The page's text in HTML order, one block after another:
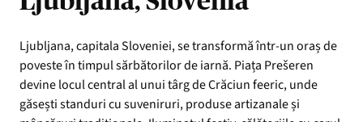
Ljubljana, capitala Sloveniei, se transformă într-un oraș de
poveste în timpul sărbătorilor de iarnă. Piața Prešeren
devine locul central al unui târg de Crăciun feeric, unde
găsești standuri cu suveniruri, produse artizanale și